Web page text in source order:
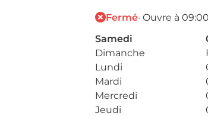
Fermé· Ouvre à 09:00
Samedi
Dimanche
Lundi
Mardi
Mercredi
Jeudi